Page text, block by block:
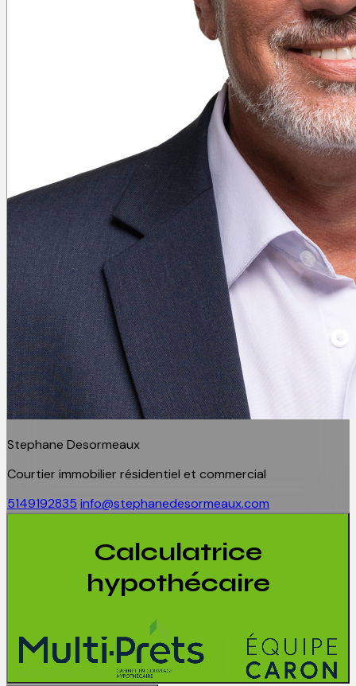
Stephane Desormeaux
Courtier immobilier résidentiel et commercial
5149192835 info@stephanedesormeaux.com
Calculatrice
hypothécaire